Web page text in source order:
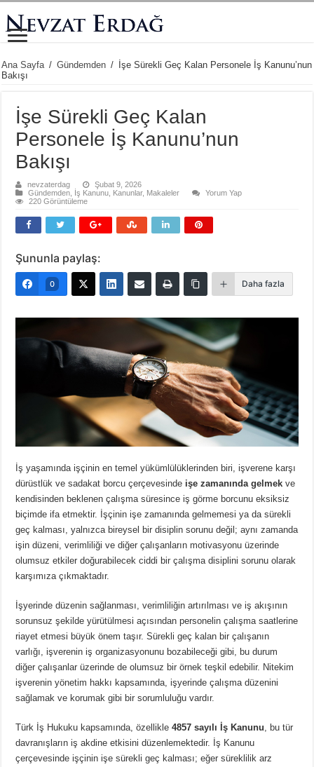
Ana Sayfa / Gündemden /
İşe Sürekli Geç Kalan Personele İş Kanunu’nun
Bakışı
İşe Sürekli Geç Kalan
Personele İş Kanunu’nun
Bakışı
nevzaterdag
Şubat 9, 2026
Gündemden İş Kanunu Kanunlar, Makaleler
Yorum Yap
220 Görüntüleme
Şununla paylaş:
0 Daha fazla
İş yaşamında işçinin en temel yükümlülüklerinden biri, işverene karşı
dürüstlük ve sadakat borcu çerçevesinde işe zamanında gelmek ve
kendisinden beklenen çalışma süresince iş görme borcunu eksiksiz
biçimde ifa etmektir. İşçinin işe zamanında gelmemesi ya da sürekli
geç kalması, yalnızca bireysel bir disiplin sorunu değil; aynı zamanda
işin düzeni, verimliliği ve diğer çalışanların motivasyonu üzerinde
olumsuz etkiler doğurabilecek ciddi bir çalışma disiplini sorunu olarak
karşımıza çıkmaktadır.
İşyerinde düzenin sağlanması, verimliliğin artırılması ve iş akışının
sorunsuz şekilde yürütülmesi açısından personelin çalışma saatlerine
riayet etmesi büyük önem taşır. Sürekli geç kalan bir çalışanın
varlığı, işverenin iş organizasyonunu bozabileceği gibi, bu durum
diğer çalışanlar üzerinde de olumsuz bir örnek teşkil edebilir. Nitekim
işverenin yönetim hakkı kapsamında, işyerinde çalışma düzenini
sağlamak ve korumak gibi bir sorumluluğu vardır.
Türk İş Hukuku kapsamında, özellikle4857 sayılı İş Kanunu , bu tür
davranışların iş akdine etkisini düzenlemektedir. İş Kanunu
çerçevesinde işçinin işe sürekli geç kalması; eğer süreklilik arz